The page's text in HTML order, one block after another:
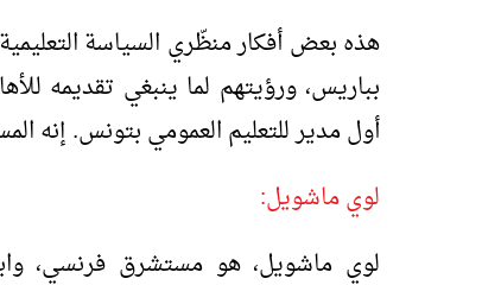
هذه بعض أفكار منظّري السياسة
بباريس، ورؤيتهم لما ينبغي تقديمه
أول مدير للتعليم العمومي بتونس. إنه
لوي ماشويل:
لوي ماشويل، هو مستشرق فرنسي،